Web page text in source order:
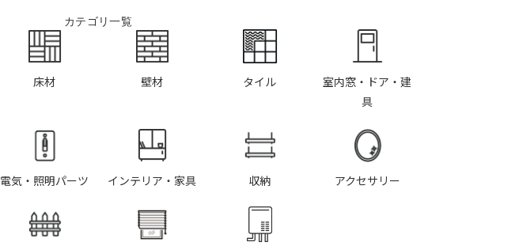
カテゴリ一覧
床材 壁材 タイル
室内窓・ドア・建
具
電気・照明パーツ インテリア・家具 収納 アクセサリー